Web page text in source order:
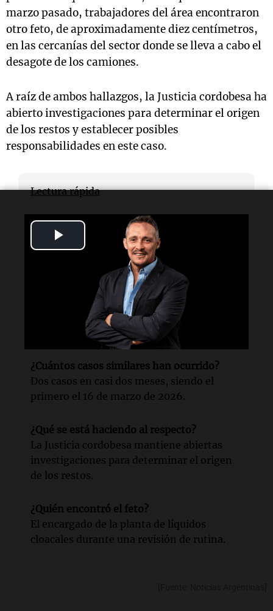
marzo pasado, trabajadores del área encontraron
otro feto, de aproximadamente diez centímetros,
en las cercanías del sector donde se lleva a cabo el
desagote de los camiones.
A raíz de ambos hallazgos, la Justicia cordobesa ha
abierto investigaciones para determinar el origen
de los restos y establecer posibles
responsabilidades en este caso.
Lectura rápida
¿Dónde se encontró el feto?
En una planta de líquidos cloacales en
Córdoba, sobre el camino de la Chacra de la
¿Cuándo se realizó el hallazgo?
El miércoles 13 de mayo de 2026 durante las
tareas de control rutinarias.
¿Cuántos casos similares han ocurrido?
Dos casos en casi dos meses, siendo el
primero el 16 de marzo de 2026.
¿Qué se está haciendo al respecto?
La Justicia cordobesa mantiene abiertas
investigaciones para determinar el origen
de los restos.
¿Quién encontró el feto?
El encargado de la planta de líquidos
cloacales durante una revisión de rutina.